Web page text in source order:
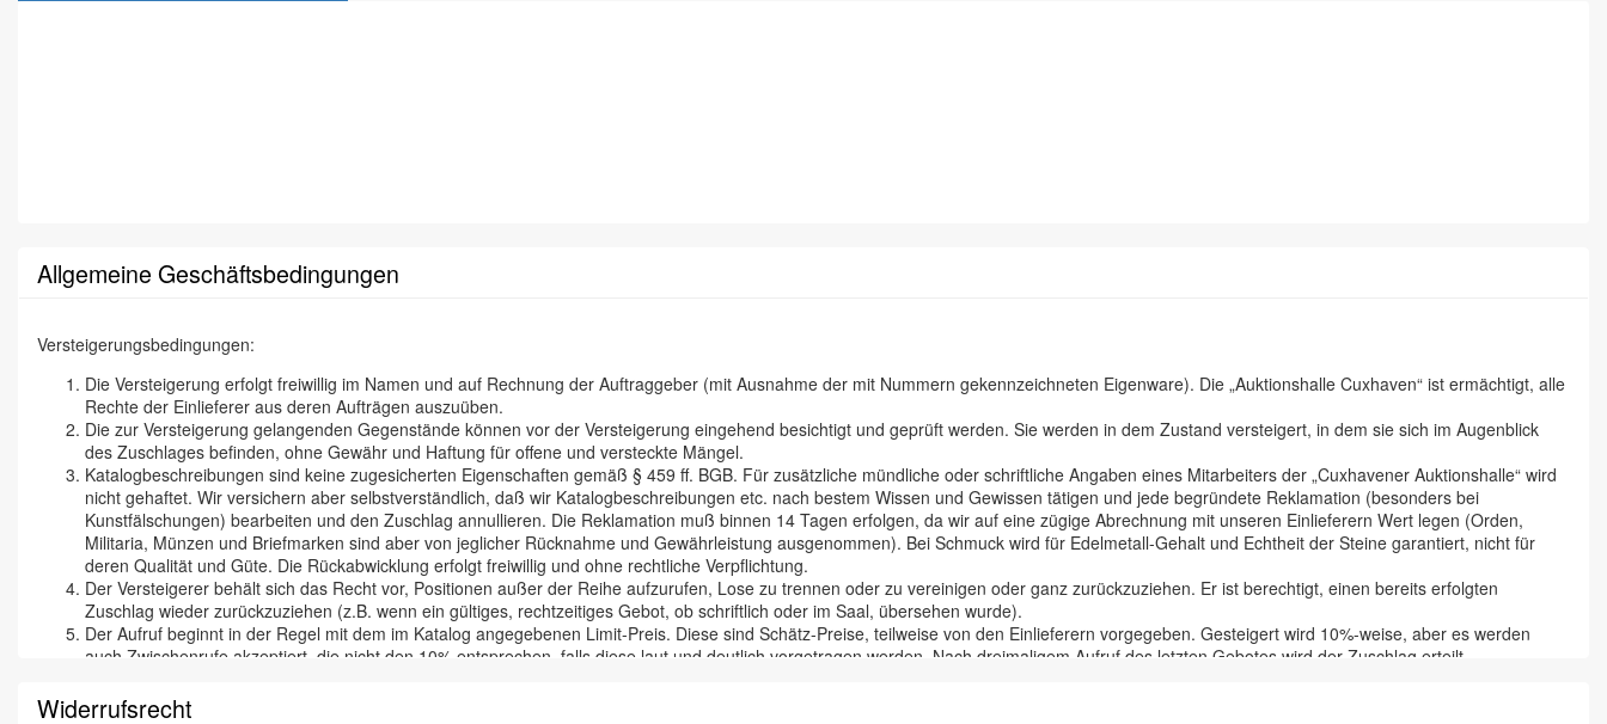
Allgemeine Geschäftsbedingungen
Versteigerungsbedingungen:
Die Versteigerung erfolgt freiwillig im Namen und auf Rechnung der Auftraggeber (mit Ausnahme der mit Nummern gekennzeichneten Eigenware). Die „Auktionshalle Cuxhaven“ ist ermächtigt, alle
Rechte der Einlieferer aus deren Aufträgen auszuüben.
Die zur Versteigerung gelangenden Gegenstände können vor der Versteigerung eingehend besichtigt und geprüft werden. Sie werden in dem Zustand versteigert, in dem sie sich im Augenblick
des Zuschlages befinden, ohne Gewähr und Haftung für offene und versteckte Mängel.
Katalogbeschreibungen sind keine zugesicherten Eigenschaften gemäß § 459 ff. BGB. Für zusätzliche mündliche oder schriftliche Angaben eines Mitarbeiters der „Cuxhavener Auktionshalle“ wird
nicht gehaftet. Wir versichern aber selbstverständlich, daß wir Katalogbeschreibungen etc. nach bestem Wissen und Gewissen tätigen und jede begründete Reklamation (besonders bei
Kunstfälschungen) bearbeiten und den Zuschlag annullieren. Die Reklamation muß binnen 14 Tagen erfolgen, da wir auf eine zügige Abrechnung mit unseren Einlieferern Wert legen (Orden,
Militaria, Münzen und Briefmarken sind aber von jeglicher Rücknahme und Gewährleistung ausgenommen). Bei Schmuck wird für Edelmetall-Gehalt und Echtheit der Steine garantiert, nicht für
deren Qualität und Güte. Die Rückabwicklung erfolgt freiwillig und ohne rechtliche Verpflichtung.
Der Versteigerer behält sich das Recht vor, Positionen außer der Reihe aufzurufen, Lose zu trennen oder zu vereinigen oder ganz zurückzuziehen. Er ist berechtigt, einen bereits erfolgten
Zuschlag wieder zurückzuziehen (z.B. wenn ein gültiges, rechtzeitiges Gebot, ob schriftlich oder im Saal, übersehen wurde).
Der Aufruf beginnt in der Regel mit dem im Katalog angegebenen Limit-Preis. Diese sind Schätz-Preise, teilweise von den Einlieferern vorgegeben. Gesteigert wird 10%-weise, aber es werden
auch Zwischenrufe akzeptiert, die nicht den 10% entsprechen, falls diese laut und deutlich vorgetragen werden. Nach dreimaligem Aufruf des letzten Gebotes wird der Zuschlag erteilt.
Zuschlag verpflichtet zur Abnahme und zur sofortigen Bezahlung in Euro.
Widerrufsrecht